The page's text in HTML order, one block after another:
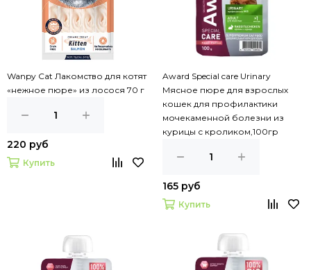
Wanpy Cat Лакомство для котят
«нежное пюре» из лосося 70 г
220 руб
Купить
Award Special care Urinary
Мясное пюре для взрослых
кошек для профилактики
мочекаменной болезни из
курицы с кроликом,100гр
165 руб
Купить